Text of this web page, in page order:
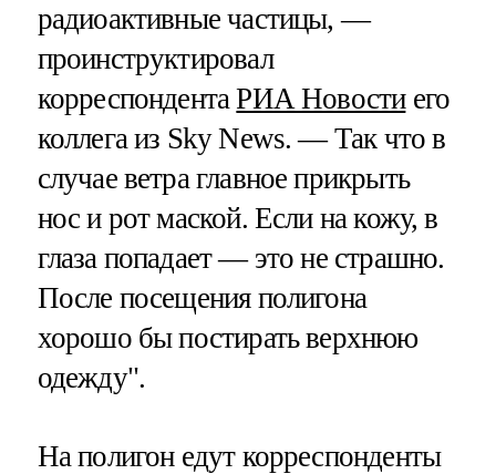
радиоактивные частицы, —
проинструктировал
корреспондентаРИА Новостиего
коллега из Sky News. — Так что в
случае ветра главное прикрыть
нос и рот маской. Если на кожу, в
глаза попадает — это не страшно.
После посещения полигона
хорошо бы постирать верхнюю
одежду".
На полигон едут корреспонденты